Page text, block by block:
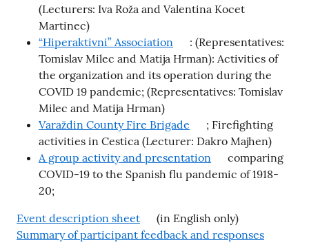
(Lecturers: Iva Roža and Valentina Kocet
Martinec)
“Hiperaktivni” Association
: (Representatives:
Tomislav Milec and Matija Hrman): Activities of
the organization and its operation during the
COVID 19 pandemic; (Representatives: Tomislav
Milec and Matija Hrman)
Varaždin County Fire Brigade
; Firefighting
activities in Cestica (Lecturer: Dakro Majhen)
A group activity and presentation
comparing
COVID-19 to the Spanish flu pandemic of 1918-
20;
Event description sheet
(in English only)
Summary of participant feedback and responses